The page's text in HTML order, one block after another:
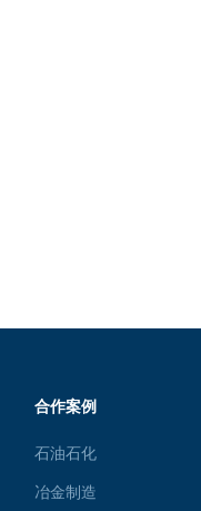
合作案例
石油石化
冶金制造